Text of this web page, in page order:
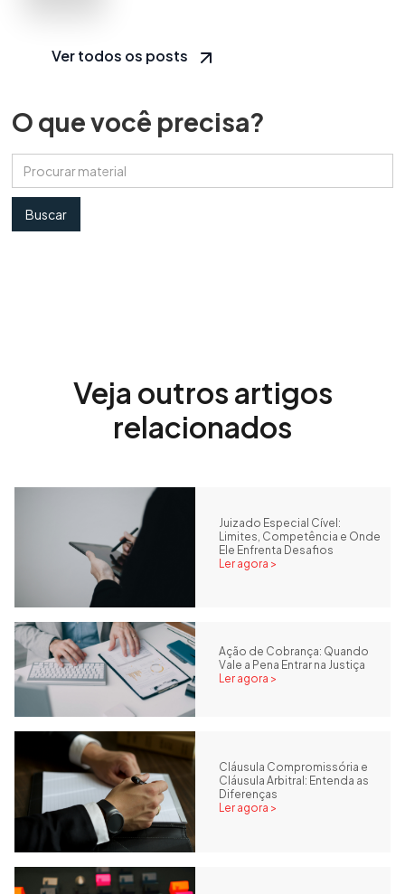
Ver todos os posts
O que você precisa?
Veja outros artigos
relacionados
Juizado Especial Cível:
Limites, Competência e Onde
Ele Enfrenta Desafios
Ler agora >
Ação de Cobrança: Quando
Vale a Pena Entrar na Justiça
Ler agora >
Cláusula Compromissória e
Cláusula Arbitral: Entenda as
Diferenças
Ler agora >